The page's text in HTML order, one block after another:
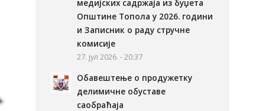
медијских садржаја из буџета
Општине Топола у 2026. години
и Записник о раду стручне
комисије
27. јул 2026. - 20:37
Обавештење о продужетку
делимичне обуставе
саобраћаја